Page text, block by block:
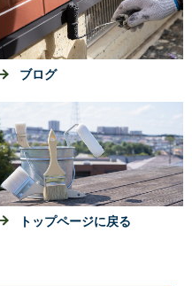
ブログ
トップページに戻る